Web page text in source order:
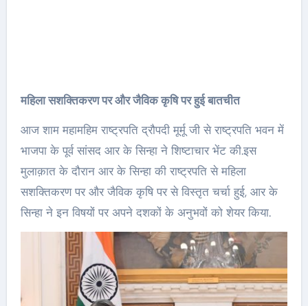
महिला सशक्तिकरण पर और जैविक कृषि पर हुई बातचीत
आज शाम महामहिम राष्ट्रपति द्रौपदी मूर्मू जी से राष्ट्रपति भवन में
भाजपा के पूर्व सांसद आर के सिन्हा ने शिष्टाचार भेंट की.इस
मुलाक़ात के दौरान आर के सिन्हा की राष्ट्रपति से महिला
सशक्तिकरण पर और जैविक कृषि पर से विस्तृत चर्चा हुई, आर के
सिन्हा ने इन विषयों पर अपने दशकों के अनुभवों को शेयर किया.